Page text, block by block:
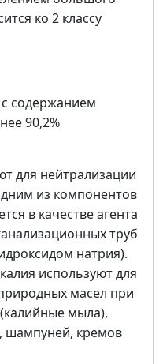
ко 2 классу
содержанием
90,2%
для нейтрализации
из компонентов
в качестве агента
труб
натрия).
используют для
масел при
мыла),
шампуней, кремов